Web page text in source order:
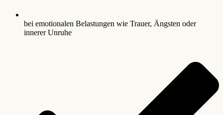
bei emotionalen Belastungen wie Trauer, Ängsten oder
innerer Unruhe